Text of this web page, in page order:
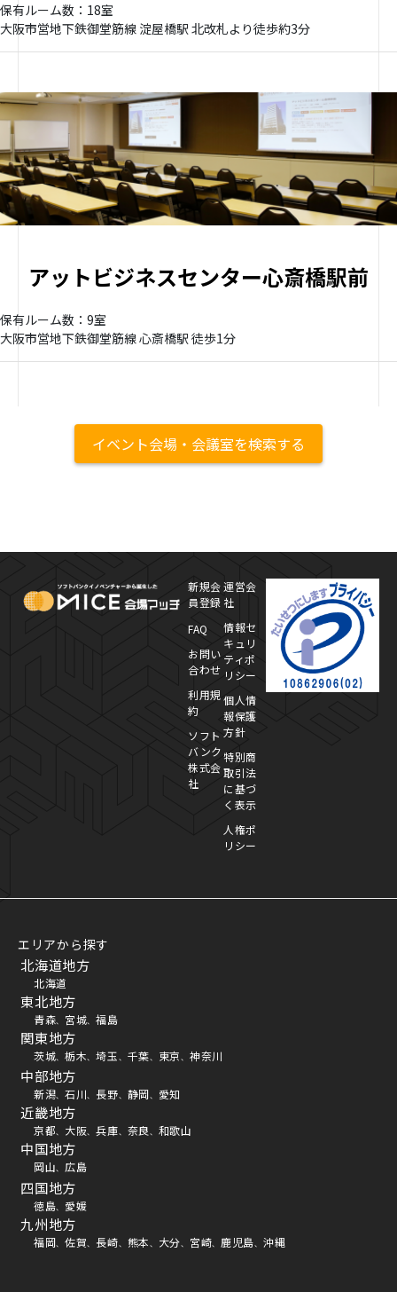
保有ルーム数：18室
大阪市営地下鉄御堂筋線 淀屋橋駅 北改札より徒歩約3分
アットビジネスセンター心斎橋駅前
保有ルーム数：9室
大阪市営地下鉄御堂筋線 心斎橋駅 徒歩1分
イベント会場・会議室を検索する
MICE Platform
新規会
員登録
FAQ
お問い
合わせ
利用規
約
ソフト
バンク
株式会
社
運営会
社
情報セ
キュリ
ティポ
リシー
個人情
報保護
方針
特別商
取引法
に基づ
く表示
人権ポ
リシー
エリアから探す
北海道地方
北海道
東北地方
青森、 宮城、 福島
関東地方
茨城、 栃木、 埼玉、 千葉、 東京、 神奈川
中部地方
新潟、 石川、 長野、 静岡、 愛知
近畿地方
京都、 大阪、 兵庫、 奈良、 和歌山
中国地方
岡山、 広島
四国地方
徳島、 愛媛
九州地方
福岡、 佐賀、 長崎、 熊本、 大分、 宮崎、 鹿児島、 沖縄